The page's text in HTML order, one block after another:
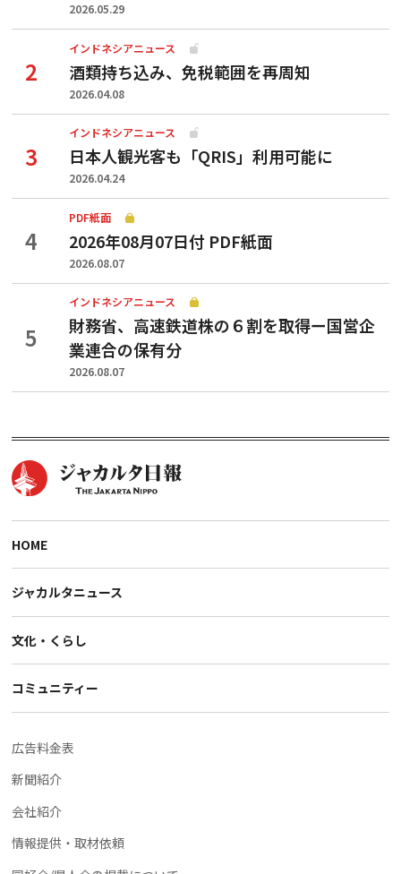
2026.05.29
インドネシアニュース
酒類持ち込み、免税範囲を再周知
2026.04.08
インドネシアニュース
日本人観光客も「QRIS」利用可能に
2026.04.24
PDF紙面
2026年08月07日付 PDF紙面
2026.08.07
インドネシアニュース
財務省、高速鉄道株の６割を取得ー国営企
業連合の保有分
2026.08.07
HOME
ジャカルタニュース
文化・くらし
コミュニティー
広告料金表
新聞紹介
会社紹介
情報提供・取材依頼